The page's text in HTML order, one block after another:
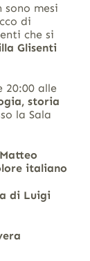
sono mesi
di
che si
Glisenti
20:00 alle
storia
la Sala
italiano
di Luigi